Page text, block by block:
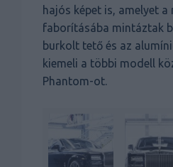
hajós képet is, amelyet a
faborításába mintáztak
burkolt tető és az
kiemeli a többi modell
Phantom-ot.